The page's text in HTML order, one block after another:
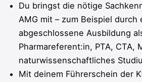
Du bringst die nötige
AMG mit – zum Beispiel durch
abgeschlossene Ausbildung
Pharmareferent:in, PTA, CTA,
naturwissenschaftliches
Mit deinem Führerschein der